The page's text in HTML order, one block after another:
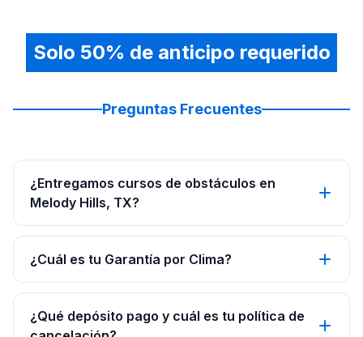
Solo 50% de anticipo requerido
Preguntas Frecuentes
¿Entregamos cursos de obstáculos en
Melody Hills, TX?
¿Cuál es tu Garantía por Clima?
¿Qué depósito pago y cuál es tu política de